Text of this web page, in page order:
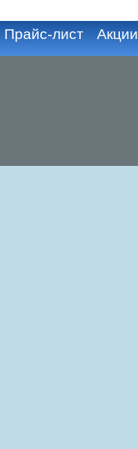
Прайс-лист Акции